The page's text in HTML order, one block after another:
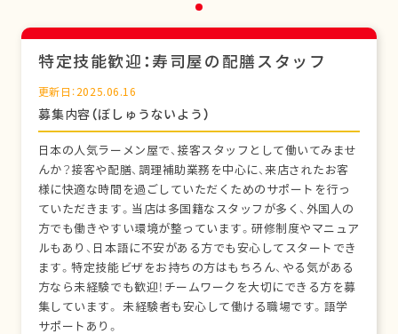
特定技能歓迎：寿司屋の配膳スタッフ
更新日：2025.06.16
募集内容（ぼしゅうないよう）
日本の人気ラーメン屋で、接客スタッフとして働いてみませ
んか？接客や配膳、調理補助業務を中心に、来店されたお客
様に快適な時間を過ごしていただくためのサポートを行っ
ていただきます。当店は多国籍なスタッフが多く、外国人の
方でも働きやすい環境が整っています。研修制度やマニュア
ルもあり、日本語に不安がある方でも安心してスタートでき
ます。特定技能ビザをお持ちの方はもちろん、やる気がある
方なら未経験でも歓迎！チームワークを大切にできる方を募
集しています。 未経験者も安心して働ける職場です。語学
サポートあり。